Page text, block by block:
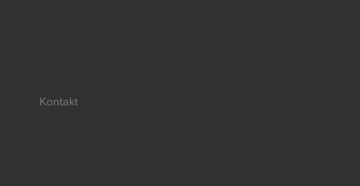
Kontakt